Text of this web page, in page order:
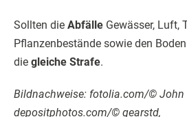
Sollten die Abfälle Gewässer, Luft,
Pflanzenbestände sowie den Boden
die gleiche Strafe.
Bildnachweise: fotolia.com/© John
depositphotos.com/© gearstd,